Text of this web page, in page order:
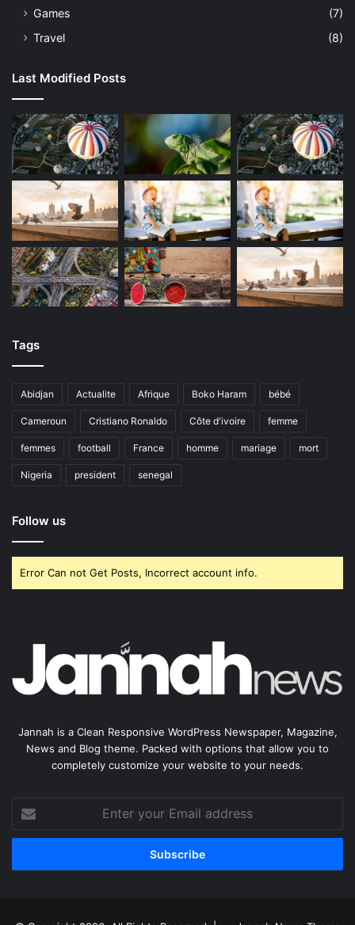
Games
(7)
Travel
(8)
Last Modified Posts
Tags
Abidjan Actualite Afrique Boko Haram bébé
Cameroun Cristiano Ronaldo Côte d'ivoire femme
femmes football France homme mariage mort
Nigeria president senegal
Follow us
Error Can not Get Posts, Incorrect account info.
Jannah is a Clean Responsive WordPress Newspaper, Magazine,
News and Blog theme. Packed with options that allow you to
completely customize your website to your needs.
your
Email